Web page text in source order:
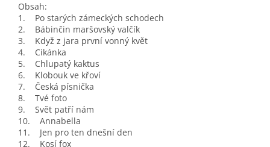
Obsah:
1. Po starých zámeckých schodech
2. Bábinčin maršovský valčík
3. Když z jara první vonný květ
4. Cikánka
5. Chlupatý kaktus
6. Klobouk ve křoví
7. Česká písnička
8. Tvé foto
9. Svět patří nám
10. Annabella
11. Jen pro ten dnešní den
12. Kosí fox